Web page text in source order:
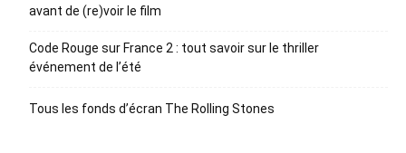
avant de (re)voir le film
Code Rouge sur France 2 : tout savoir sur le thriller
événement de l’été
Tous les fonds d’écran The Rolling Stones